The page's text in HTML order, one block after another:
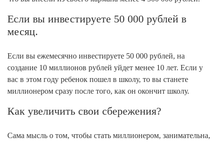
Если вы инвестируете 50 000 рублей в
месяц.
Если вы ежемесячно инвестируете 50 000 рублей, на
создание 10 миллионов рублей уйдет менее 10 лет. Если у
вас в этом году ребенок пошел в школу, то вы станете
миллионером сразу после того, как он окончит школу.
Как увеличить свои сбережения?
Сама мысль о том, чтобы стать миллионером, занимательна,